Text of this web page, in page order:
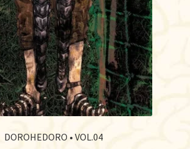
DOROHEDORO • VOL.04